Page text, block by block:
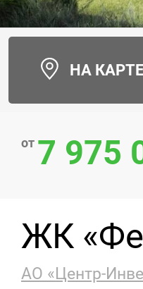
НА КАРТЕ
от 7 975
ЖК
АО «Центр-